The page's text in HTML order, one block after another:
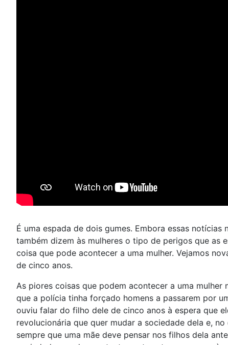
É uma espada de dois gumes. Embora essas
também dizem às mulheres o tipo de perigos que as
coisa que pode acontecer a uma mulher. Vejamos
de cinco anos.
As piores coisas que podem acontecer a uma
que a polícia tinha forçado homens a passarem por
ouviu falar do filho dele de cinco anos à espera que
revolucionária que quer mudar a sociedade dela e,
sempre que uma mãe deve pensar nos filhos dela